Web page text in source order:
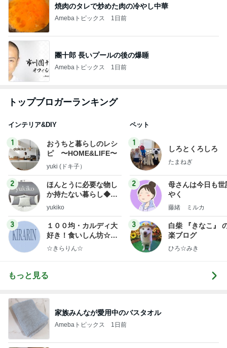
焼肉のタレで炒めた肉の冷やし中華
Amebaトピックス 1日前
團十郎 長いプールの後の爆睡
Amebaトピックス 1日前
トップブロガーランキング
インテリア&DIY
1
おうちと暮らしのレシ
ピ 〜HOME&LIFE〜
yuki (ドキ子）
2
ほんとうに必要な物し
か持たない暮らし◆Ke
ep Life Simple◆〜イ
yukiko
3
１００均・カルディ大
好き！食いしん坊☆き
らりん☆のブログ
☆きらりん☆
ペット
1
しろとくろしろ
たまねぎ
2
母さんは今日も世
やく
藤緒 ミルカ
3
白柴 『きなこ』
楽ブログ
ひろ☆みき
もっと見る
家族みんなが愛用中のバスタオル
Amebaトピックス 1日前